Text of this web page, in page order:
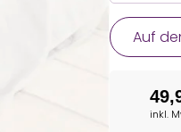
Auf
inkl.